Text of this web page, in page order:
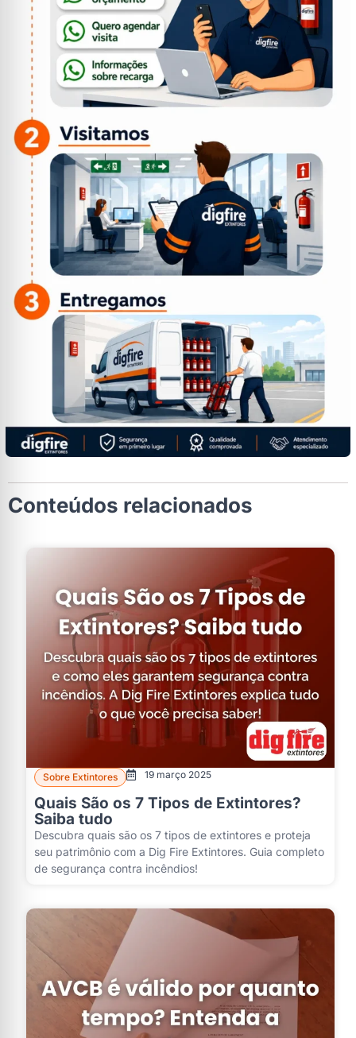
Conteúdos relacionados
Sobre Extintores 19 março 2025
Quais São os 7 Tipos de Extintores?
Saiba tudo
Descubra quais são os 7 tipos de extintores e proteja
seu patrimônio com a Dig Fire Extintores. Guia completo
de segurança contra incêndios!